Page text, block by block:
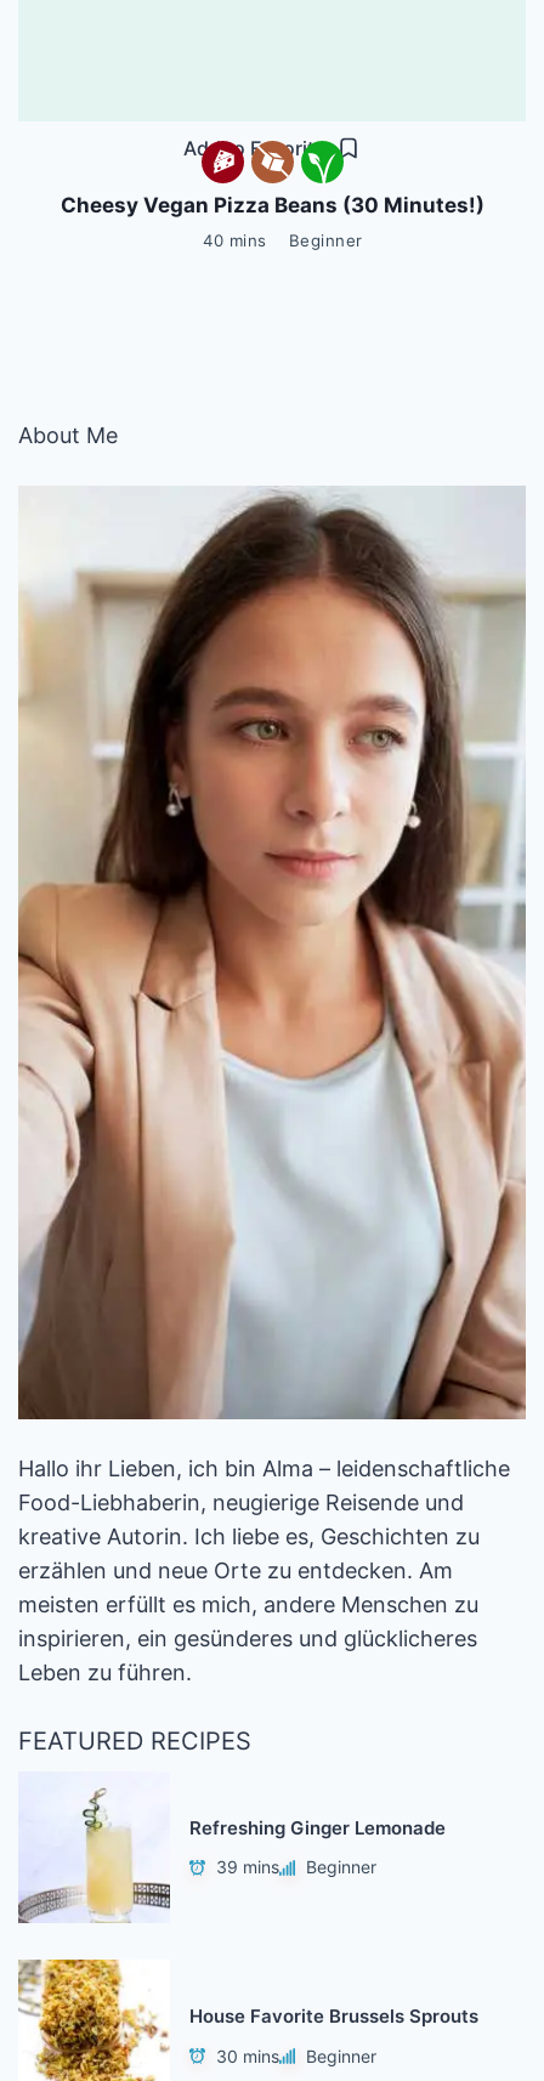
Add to Favorites
Cheesy Vegan Pizza Beans (30 Minutes!)
40 mins Beginner
About Me
Hallo ihr Lieben, ich bin Alma – leidenschaftliche
Food-Liebhaberin, neugierige Reisende und
kreative Autorin. Ich liebe es, Geschichten zu
erzählen und neue Orte zu entdecken. Am
meisten erfüllt es mich, andere Menschen zu
inspirieren, ein gesünderes und glücklicheres
Leben zu führen.
FEATURED RECIPES
Refreshing Ginger Lemonade
39 mins Beginner
House Favorite Brussels Sprouts
30 mins Beginner